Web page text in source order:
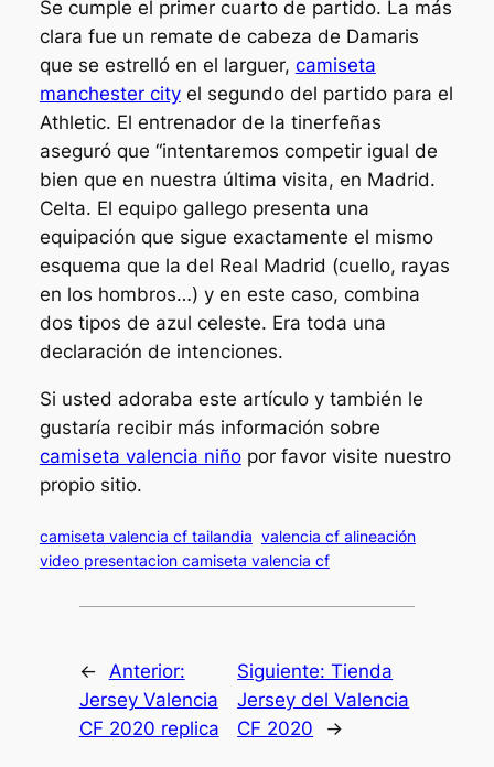
Se cumple el primer cuarto de partido. La más
clara fue un remate de cabeza de Damaris
que se estrelló en el larguer, camiseta
manchester cityel segundo del partido para el
Athletic. El entrenador de la tinerfeñas
aseguró que “intentaremos competir igual de
bien que en nuestra última visita, en Madrid.
Celta. El equipo gallego presenta una
equipación que sigue exactamente el mismo
esquema que la del Real Madrid (cuello, rayas
en los hombros…) y en este caso, combina
dos tipos de azul celeste. Era toda una
declaración de intenciones.
Si usted adoraba este artículo y también le
gustaría recibir más información sobre
camiseta valencia niñopor favor visite nuestro
propio sitio.
camiseta valencia cf tailandia valencia cf alineación
video presentacion camiseta valencia cf
← Anterior:
Jersey Valencia
CF 2020 replica
Siguiente:Tienda
Jersey del Valencia
CF 2020
→